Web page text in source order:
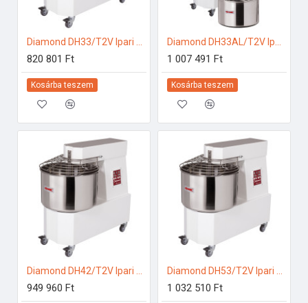
Diamond DH33/T2V Ipari konyhai előkészítés
820 801 Ft
Kosárba teszem
Diamond DH33AL/T2V Ipari konyhai előkészítés
1 007 491 Ft
Kosárba teszem
Diamond DH42/T2V Ipari konyhai előkészítés
949 960 Ft
Diamond DH53/T2V Ipari konyhai előkészítés
1 032 510 Ft